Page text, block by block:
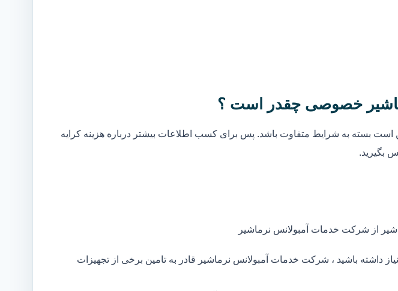
خصوصی چقدر است ؟
بسته به شرایط متفاوت باشد. پس برای کسب اطلاعات بیشتر درباره هزینه کرایه
بگیرید.
از شرکت خدمات آمبولانس نرماشیر
داشته باشید ، شرکت خدمات آمبولانس نرماشیر قادر به تامین برخی از تجهیزات